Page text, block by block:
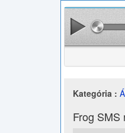
Kategória :
Frog SMS